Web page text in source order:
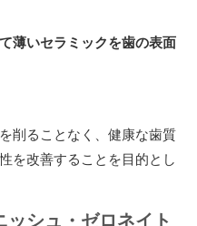
薄いセラミックを歯の表面
削ることなく、健康な歯質
を改善することを目的とし
シュ・ゼロネイト